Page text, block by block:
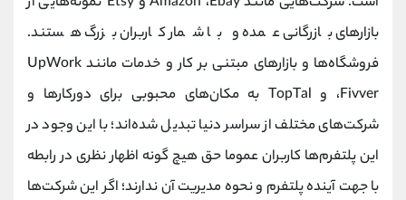
بازارهای بازرگانی عمده و با شمار کاربران بزرگ هستند.
فروشگاه‌ها و بازارهای مبتنی بر کار و خدمات مانند UpWork
،‌Fivver و TopTal به مکان‌های محبوبی برای دورکارها و
شرکت‌های مختلف از سراسر دنیا تبدیل شده‌اند؛ با این وجود در
این پلتفرم‌ها کاربران عموما حق هیچ گونه اظهار نظری در رابطه
با جهت آینده پلتفرم و نحوه مدیریت آن ندارند؛ اگر این شرکت‌ها